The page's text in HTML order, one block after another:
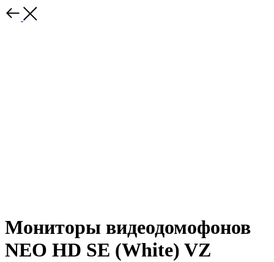
Мониторы видеодомофонов
NEO HD SE (White) VZ